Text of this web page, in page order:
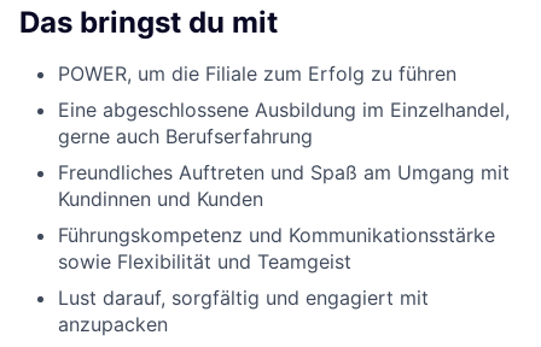
Das bringst du mit
POWER, um die Filiale zum Erfolg zu führen
Eine abgeschlossene Ausbildung im Einzelhandel,
gerne auch Berufserfahrung
Freundliches Auftreten und Spaß am Umgang mit
Kundinnen und Kunden
Führungskompetenz und Kommunikationsstärke
sowie Flexibilität und Teamgeist
Lust darauf, sorgfältig und engagiert mit
anzupacken